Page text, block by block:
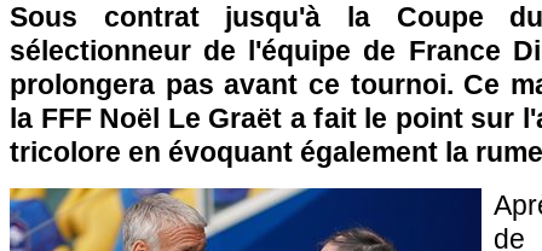
Sous contrat jusqu'à la Coupe
sélectionneur de l'équipe de France
prolongera pas avant ce tournoi. Ce
la FFF Noël Le Graët a fait le point sur
tricolore en évoquant également la
de